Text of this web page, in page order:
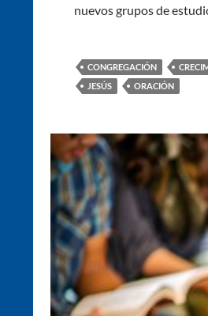
nuevos grupos de
CONGREGACIÓN
JESÚS
ORACIÓN